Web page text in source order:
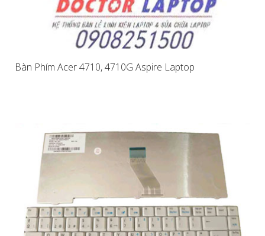
Bàn Phím Acer 4710, 4710G Aspire Laptop